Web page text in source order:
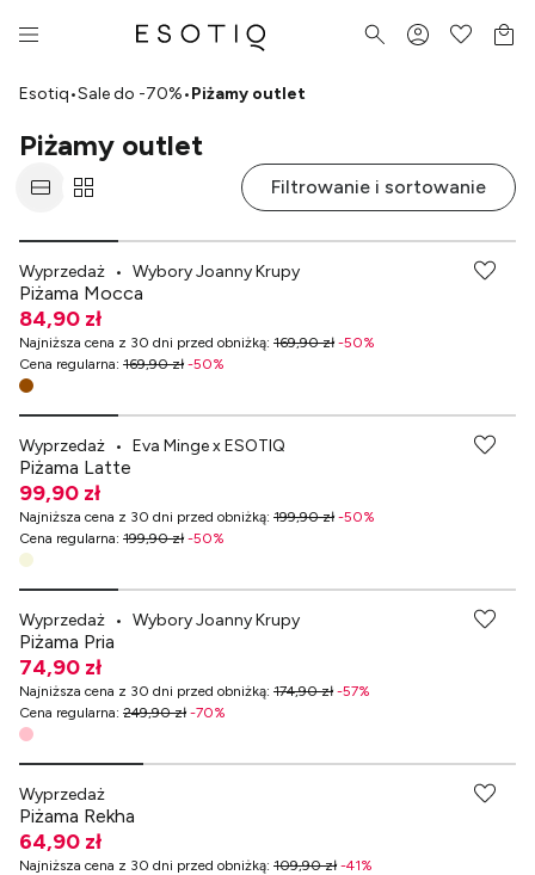
Esotiq•Sale do -70%•Piżamy outlet
Piżamy outlet
Filtrowanie i sortowanie
Wyprzedaż • Wybory Joanny Krupy
Piżama Mocca
84,90 zł
Najniższa cena z 30 dni przed obniżką: 169,90 zł -50%
Cena regularna: 169,90 zł -50%
Wyprzedaż • Eva Minge x ESOTIQ
Piżama Latte
99,90 zł
Najniższa cena z 30 dni przed obniżką: 199,90 zł -50%
Cena regularna: 199,90 zł -50%
Wyprzedaż • Wybory Joanny Krupy
Piżama Pria
74,90 zł
Najniższa cena z 30 dni przed obniżką: 174,90 zł -57%
Cena regularna: 249,90 zł -70%
Wyprzedaż
Piżama Rekha
64,90 zł
Najniższa cena z 30 dni przed obniżką: 109,90 zł -41%